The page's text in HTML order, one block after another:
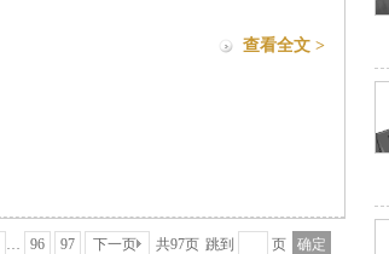
查看全文 >
96 97 下一页 共97页 跳到 页 确定